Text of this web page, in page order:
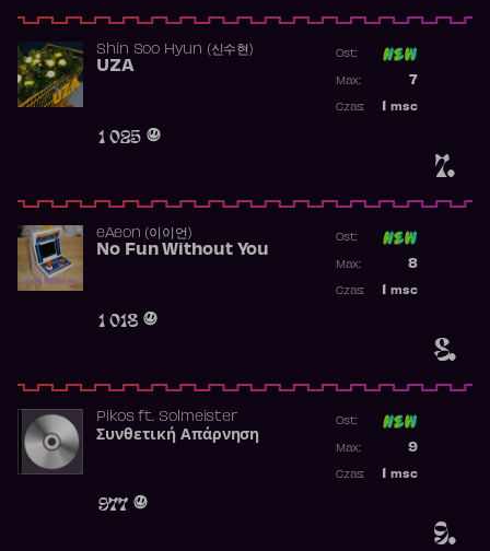
7.
Shin Soo Hyun (신수현)
UZA
1 025
Ost:
7
Max:
msc
Czas:
8.
​eAeon (이이언)
No Fun Without You
1 018
Ost:
8
Max:
msc
Czas:
9.
Pikosft. Solmeister
Συνθετική Απάρνηση
977
Ost:
9
Max:
msc
Czas: